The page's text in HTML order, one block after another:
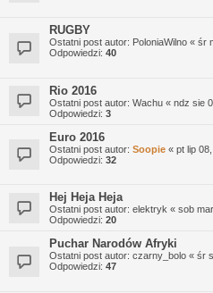
RUGBY
Ostatni post autor: PoloniaWilno « śr
Odpowiedzi: 40
Rio 2016
Ostatni post autor: Wachu « ndz sie
Odpowiedzi: 3
Euro 2016
Ostatni post autor: Soopie « pt lip
Odpowiedzi: 32
Hej Heja Heja
Ostatni post autor: elektryk « sob
Odpowiedzi: 20
Puchar Narodów Afryki
Ostatni post autor: czarny_bolo « śr
Odpowiedzi: 47